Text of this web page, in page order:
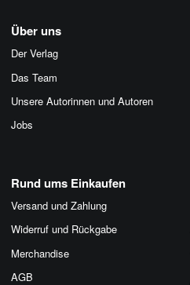
Über uns
Der Verlag
Das Team
Unsere Autorinnen und Autoren
Jobs
Rund ums Einkaufen
Versand und Zahlung
Widerruf und Rückgabe
Merchandise
AGB